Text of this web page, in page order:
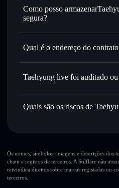
Definir ordens limite—
preço-alvo para TAEHYUNGLI
Utilizar DCA— investir de
Enviar de forma privada
—
sem associar publicamente as
volume, capitalização de
TAEHYUNGLI
Como posso
segura?
Agregador
Qual é o endereço do
Carteira Solflare
Taehyung live foi auditado
Taehyung live não
Quais são os riscos de
Os nomes, símbolos, imagens e descrições dos
chain e registos de terceiros. A Solflare não
reivindica direitos sobre marcas registadas ou
terceiros.